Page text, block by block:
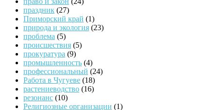
праздник (27)
Приморский край (1)
природа и экология (23)
проблема (5)
происшествия (5)
прокуратура (9)
промышленность (4)
профессиональный (24)
Работа в Чугуеве (18)
растениеводство (16)
резонанс (10)
Религиозные организации (1)